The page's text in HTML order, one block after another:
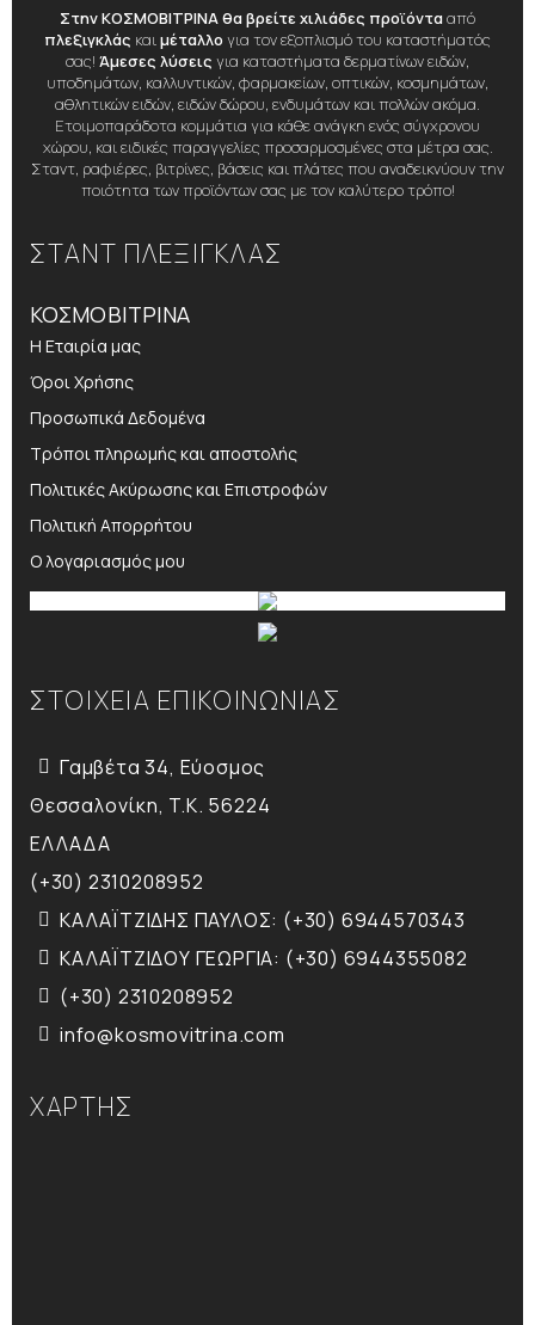
Στην ΚΟΣΜΟΒΙΤΡΙΝΑ θα βρείτε χιλιάδες προϊόντααπό
πλεξιγκλάς καιμέταλλο για τον εξοπλισμό του καταστήματός
σας! Άμεσες λύσεις για καταστήματα δερματίνων ειδών,
υποδημάτων, καλλυντικών, φαρμακείων, οπτικών, κοσμημάτων,
αθλητικών ειδών, ειδών δώρου, ενδυμάτων και πολλών ακόμα.
Ετοιμοπαράδοτα κομμάτια για κάθε ανάγκη ενός σύγχρονου
χώρου, και ειδικές παραγγελίες προσαρμοσμένες στα μέτρα σας.
Σταντ, ραφιέρες, βιτρίνες, βάσεις και πλάτες που αναδεικνύουν την
ποιότητα των προϊόντων σας με τον καλύτερο τρόπο!
ΣΤΑΝΤ ΠΛΕΞΙΓΚΛΑΣ
ΚΟΣΜΟΒΙΤΡΙΝΑ
Η Εταιρία μας
Όροι Χρήσης
Προσωπικά Δεδομένα
Τρόποι πληρωμής και αποστολής
Πολιτικές Ακύρωσης και Επιστροφών
Πολιτική Απορρήτου
Ο λογαριασμός μου
ΣΤΟΙΧΕΙΑ ΕΠΙΚΟΙΝΩΝΙΑΣ
Γαμβέτα 34, Εύοσμος
Θεσσαλονίκη, T.K. 56224
ΕΛΛΑΔΑ
(+30) 2310208952
ΚΑΛΑΪΤΖΙΔΗΣ ΠΑΥΛΟΣ: (+30) 6944570343
ΚΑΛΑΪΤΖΙΔΟΥ ΓΕΩΡΓΙΑ: (+30) 6944355082
(+30) 2310208952
info@kosmovitrina.com
ΧΑΡΤΗΣ